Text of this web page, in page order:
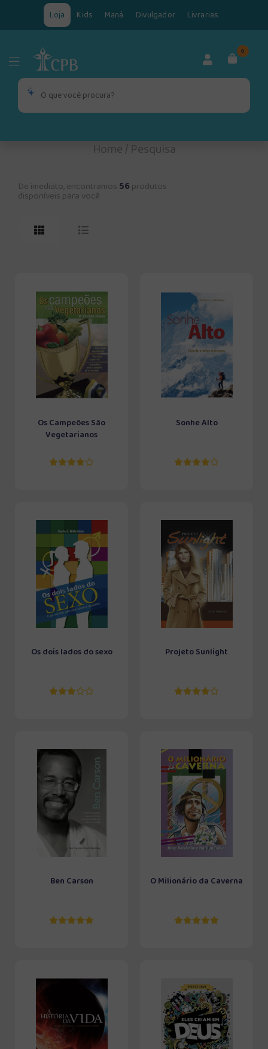
Loja Kids Maná Divulgador Livrarias
0
Home/Pesquisa
De imediato, encontramos 56 produtos
disponíveis para você
Os Campeões São
Vegetarianos
Sonhe Alto
Os dois lados do sexo Projeto Sunlight
Ben Carson O Milionário da Caverna